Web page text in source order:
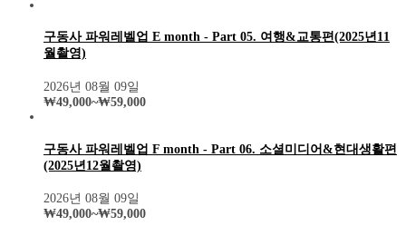
구동사 파워레벨업 E month - Part 05. 여행&교통편(2025년11
월촬영)
2026년 08월 09일
₩49,000~₩59,000
구동사 파워레벨업 F month - Part 06. 소셜미디어&현대생활편
(2025년12월촬영)
2026년 08월 09일
₩49,000~₩59,000